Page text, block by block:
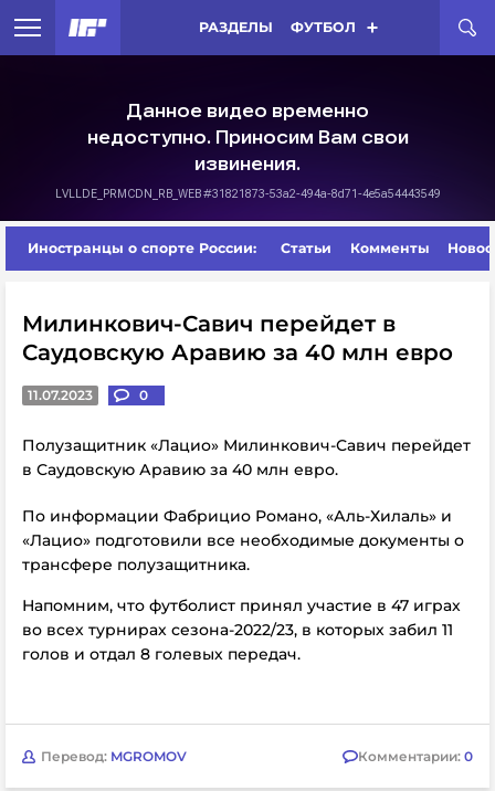
РАЗДЕЛЫ ФУТБОЛ
Иностранцы о спорте России: Статьи Комменты
Милинкович-Савич перейдет в
Саудовскую Аравию за 40 млн евро
11.07.2023 0
Полузащитник «Лацио» Милинкович-Савич перейдет
в Саудовскую Аравию за 40 млн евро.
По информации Фабрицио Романо, «Аль-Хилаль» и
«Лацио» подготовили все необходимые документы о
трансфере полузащитника.
Напомним, что футболист принял участие в 47 играх
во всех турнирах сезона-2022/23, в которых забил 11
голов и отдал 8 голевых передач.
Перевод: MGROMOV Комментарии: 0